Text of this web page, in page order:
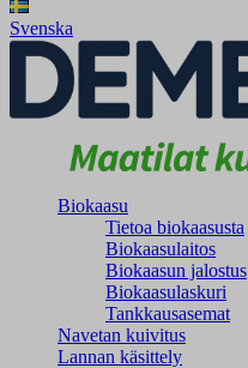
Svenska
Biokaasu
Tietoa biokaasusta
Biokaasulaitos
Biokaasun jalostus
Biokaasulaskuri
Tankkausasemat
Navetan kuivitus
Lannan käsittely